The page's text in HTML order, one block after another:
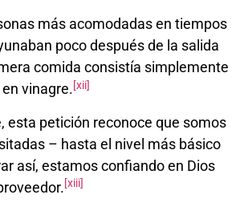
más acomodadas en tiempos
poco después de la salida
comida consistía simplemente
vinagre.[xii]
esta petición reconoce que somos
– hasta el nivel más básico
así, estamos confiando en Dios
[xiii]